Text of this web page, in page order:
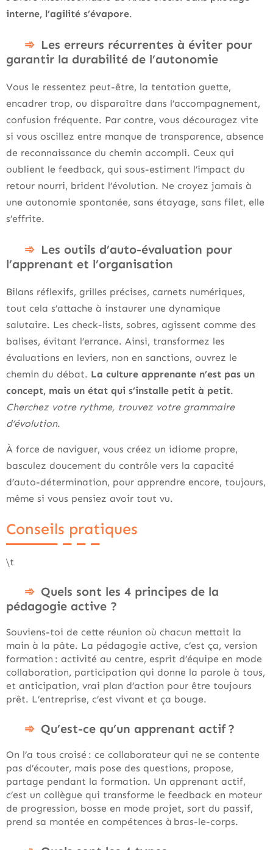
interne, l’agilité s’évapore.
Les erreurs récurrentes à éviter pour
garantir la durabilité de l’autonomie
Vous le ressentez peut-être, la tentation guette,
encadrer trop, ou disparaître dans l’accompagnement,
confusion fréquente. Par contre, vous découragez vite
si vous oscillez entre manque de transparence, absence
de reconnaissance du chemin accompli. Ceux qui
oublient le feedback, qui sous-estiment l’impact du
retour nourri, brident l’évolution. Ne croyez jamais à
une autonomie spontanée, sans étayage, sans filet, elle
s’effrite.
Les outils d’auto-évaluation pour
l’apprenant et l’organisation
Bilans réflexifs, grilles précises, carnets numériques,
tout cela s’attache à instaurer une dynamique
salutaire. Les check-lists, sobres, agissent comme des
balises, évitant l’errance. Ainsi, transformez les
évaluations en leviers, non en sanctions, ouvrez le
chemin du débat. La culture apprenante n’est pas un
concept, mais un état qui s’installe petit à petit.
Cherchez votre rythme, trouvez votre grammaire
d’évolution.
À force de naviguer, vous créez un idiome propre,
basculez doucement du contrôle vers la capacité
d’auto-détermination, pour apprendre encore, toujours,
même si vous pensiez avoir tout vu.
Conseils pratiques
\t
Quels sont les 4 principes de la
pédagogie active ?
Souviens-toi de cette réunion où chacun mettait la
main à la pâte. La pédagogie active, c’est ça, version
formation : activité au centre, esprit d’équipe en mode
collaboration, participation qui donne la parole à tous,
et anticipation, vrai plan d’action pour être toujours
prêt. L’entreprise, c’est vivant et ça bouge.
Qu’est-ce qu’un apprenant actif ?
On l’a tous croisé : ce collaborateur qui ne se contente
pas d’écouter, mais pose des questions, propose,
partage pendant la formation. Un apprenant actif,
c’est un collègue qui transforme le feedback en moteur
de progression, bosse en mode projet, sort du passif,
prend sa montée en compétences à bras-le-corps.